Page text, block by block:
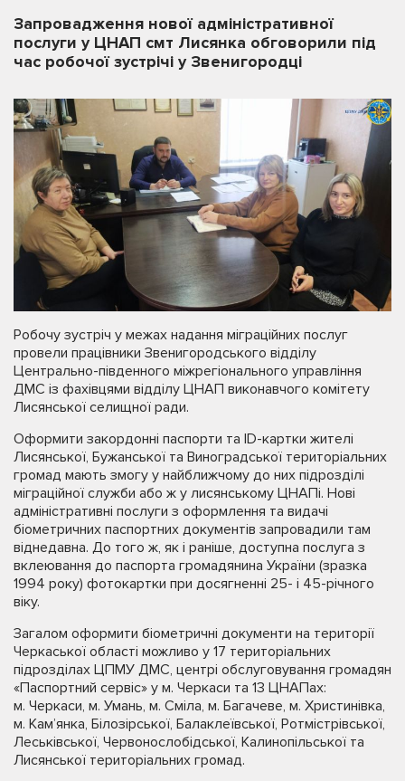
Запровадження нової адміністративної
послуги у ЦНАП смт Лисянка обговорили під
час робочої зустрічі у Звенигородці
Робочу зустріч у межах надання міграційних послуг
провели працівники Звенигородського відділу
Центрально-південного міжрегіонального управління
ДМС із фахівцями відділу ЦНАП виконавчого комітету
Лисянської селищної ради.
Оформити закордонні паспорти та ID-картки жителі
Лисянської, Бужанської та Виноградської територіальних
громад мають змогу у найближчому до них підрозділі
міграційної служби або ж у лисянському ЦНАПі. Нові
адміністративні послуги з оформлення та видачі
біометричних паспортних документів запровадили там
віднедавна. До того ж, як і раніше, доступна послуга з
вклеювання до паспорта громадянина України (зразка
1994 року) фотокартки при досягненні 25- і 45-річного
віку.
Загалом оформити біометричні документи на території
Черкаської області можливо у 17 територіальних
підрозділах ЦПМУ ДМС, центрі обслуговування громадян
«Паспортний сервіс» у м. Черкаси та 13 ЦНАПах:
м. Черкаси, м. Умань, м. Сміла, м. Багачеве, м. Христинівка,
м. Кам’янка, Білозірської, Балаклеївської, Ротмістрівської,
Леськівської, Червонослобідської, Калинопільської та
Лисянської територіальних громад.